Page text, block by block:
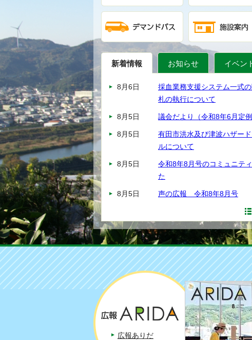
新着情報 お知らせ イベン
8月6日
採血業務支援システム一式
札の執行について
8月5日 議会だより（令和8年6月定
8月5日
有田市洪水及び津波ハザー
ルについて
8月5日
令和8年8月号のコミュニテ
た
8月5日 声の広報 令和8年8月号
広報ありだ